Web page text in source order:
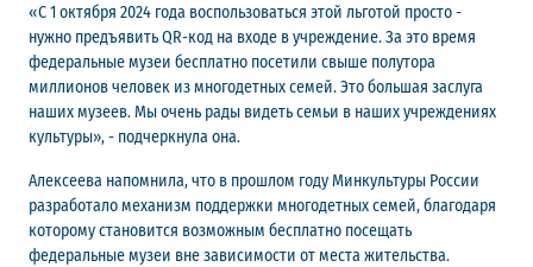
«С 1 октября 2024 года воспользоваться этой льготой просто -
нужно предъявить QR-код на входе в учреждение. За это время
федеральные музеи бесплатно посетили свыше полутора
миллионов человек из многодетных семей. Это большая заслуга
наших музеев. Мы очень рады видеть семьи в наших учреждениях
культуры», - подчеркнула она.
Алексеева напомнила, что в прошлом году Минкультуры России
разработало механизм поддержки многодетных семей, благодаря
которому становится возможным бесплатно посещать
федеральные музеи вне зависимости от места жительства.